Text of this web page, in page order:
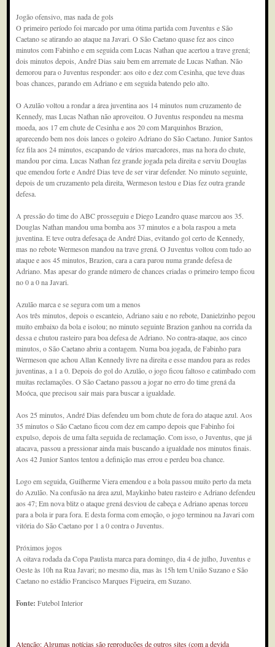
Jogão ofensivo, mas nada de gols
O primeiro período foi marcado por uma ótima partida com Juventus e São
Caetano se atirando ao ataque na Javari. O São Caetano quase fez aos cinco
minutos com Fabinho e em seguida com Lucas Nathan que acertou a trave grená;
dois minutos depois, André Dias saiu bem em arremate de Lucas Nathan. Não
demorou para o Juventus responder: aos oito e dez com Cesinha, que teve duas
boas chances, parando em Adriano e em seguida batendo pelo alto.
O Azulão voltou a rondar a área juventina aos 14 minutos num cruzamento de
Kennedy, mas Lucas Nathan não aproveitou. O Juventus respondeu na mesma
moeda, aos 17 em chute de Cesinha e aos 20 com Marquinhos Brazion,
aparecendo bem nos dois lances o goleiro Adriano do São Caetano. Junior Santos
fez fila aos 24 minutos, escapando de vários marcadores, mas na hora do chute,
mandou por cima. Lucas Nathan fez grande jogada pela direita e serviu Douglas
que emendou forte e André Dias teve de ser virar defender. No minuto seguinte,
depois de um cruzamento pela direita, Wermeson testou e Dias fez outra grande
defesa.
A pressão do time do ABC prosseguiu e Diego Leandro quase marcou aos 35.
Douglas Nathan mandou uma bomba aos 37 minutos e a bola raspou a meta
juventina. E teve outra defesaça de André Dias, evitando gol certo de Kennedy,
mas no rebote Wermeson mandou na trave grená. O Juventus voltou com tudo ao
ataque e aos 45 minutos, Brazion, cara a cara parou numa grande defesa de
Adriano. Mas apesar do grande número de chances criadas o primeiro tempo ficou
no 0 a 0 na Javari.
Azulão marca e se segura com um a menos
Aos três minutos, depois o escanteio, Adriano saiu e no rebote, Danielzinho pegou
muito embaixo da bola e isolou; no minuto seguinte Brazion ganhou na corrida da
dessa e chutou rasteiro para boa defesa de Adriano. No contra-ataque, aos cinco
minutos, o São Caetano abriu a contagem. Numa boa jogada, de Fabinho para
Wermeson que achou Allan Kennedy livre na direita e esse mandou para as redes
juventinas, a 1 a 0. Depois do gol do Azulão, o jogo ficou faltoso e catimbado com
muitas reclamações. O São Caetano passou a jogar no erro do time grená da
Moóca, que precisou sair mais para buscar a igualdade.
Aos 25 minutos, André Dias defendeu um bom chute de fora do ataque azul. Aos
35 minutos o São Caetano ficou com dez em campo depois que Fabinho foi
expulso, depois de uma falta seguida de reclamação. Com isso, o Juventus, que já
atacava, passou a pressionar ainda mais buscando a igualdade nos minutos finais.
Aos 42 Junior Santos tentou a definição mas errou e perdeu boa chance.
Logo em seguida, Guilherme Viera emendou e a bola passou muito perto da meta
do Azulão. Na confusão na área azul, Maykinho bateu rasteiro e Adriano defendeu
aos 47; Em nova blitz o ataque grená desviou de cabeça e Adriano apenas torceu
para a bola ir para fora. E desta forma com emoção, o jogo terminou na Javari com
vitória do São Caetano por 1 a 0 contra o Juventus.
Próximos jogos
A oitava rodada da Copa Paulista marca para domingo, dia 4 de julho, Juventus e
Oeste às 10h na Rua Javari; no mesmo dia, mas às 15h tem União Suzano e São
Caetano no estádio Francisco Marques Figueira, em Suzano.
Fonte:Futebol Interior
Atenção: Algumas notícias são reproduções de outros sites (com a devida